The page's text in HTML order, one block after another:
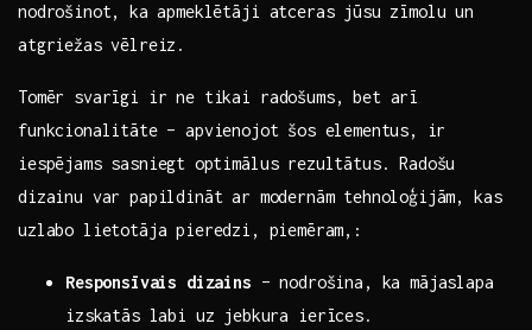
nodrošinot,⁢ ka apmeklētāji atceras jūsu zīmolu un
atgriežas vēlreiz.
Tomēr svarīgi ir ne tikai radošums, bet arī
funkcionalitāte – apvienojot⁣ šos elementus,⁢ ir
iespējams sasniegt ⁤optimālus rezultātus. Radošu
dizainu var papildināt⁤ ar modernām tehnoloģijām, kas
uzlabo lietotāja‍ pieredzi,⁢ piemēram,:
Responsīvais dizains – nodrošina, ka‍ mājaslapa
izskatās labi uz jebkura ierīces.